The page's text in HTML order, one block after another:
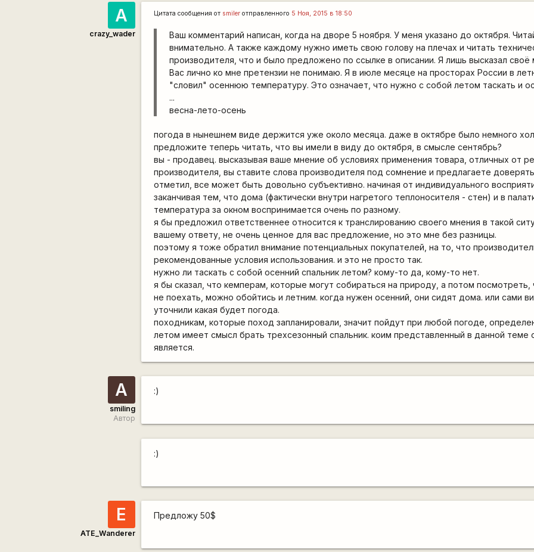
А
crazy_wader
Цитата сообщения от smiler отправленного 5 Ноя, 2015 в 18:50
Ваш комментарий написан, когда на дворе 5 ноября. У меня указано до октября.
внимательно. А также каждому нужно иметь свою голову на плечах и читать
производителя, что и было предложено по ссылке в описании. Я лишь высказал своё
Вас лично ко мне претензии не понимаю. Я в июле месяце на просторах России в
"словил" осеннюю температуру. Это означает, что нужно с собой летом таскать и
...
весна-лето-осень
погода в нынешнем виде держится уже около месяца. даже в октябре было немного
предложите теперь читать, что вы имели в виду до октября, в смысле сентябрь?
вы - продавец. высказывая ваше мнение об условиях применения товара, отличных от
производителя, вы ставите слова производителя под сомнение и предлагаете
отметил, все может быть довольно субъективно. начиная от индивидуального
заканчивая тем, что дома (фактически внутри нагретого теплоносителя - стен) и в
температура за окном воспринимается очень по разному.
я бы предложил ответственнее относится к транслированию своего мнения в такой
вашему ответу, не очень ценное для вас предложение, но это мне без разницы.
поэтому я тоже обратил внимание потенциальных покупателей, на то, что
рекомендованные условия использования. и это не просто так.
нужно ли таскать с собой осенний спальник летом? кому-то да, кому-то нет.
я бы сказал, что кемперам, которые могут собираться на природу, а потом посмотреть,
не поехать, можно обойтись и летним. когда нужен осенний, они сидят дома. или сами
уточнили какая будет погода.
походникам, которые поход запланировали, значит пойдут при любой погоде,
летом имеет смысл брать трехсезонный спальник. коим представленный в данной теме
является.
А
smiling
Автор
:)
:)
Е
ATE_Wanderer
Предложу 50$